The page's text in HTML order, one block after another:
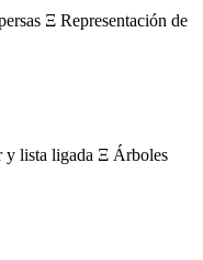
Ξ Representación de
y lista ligada Ξ Árboles